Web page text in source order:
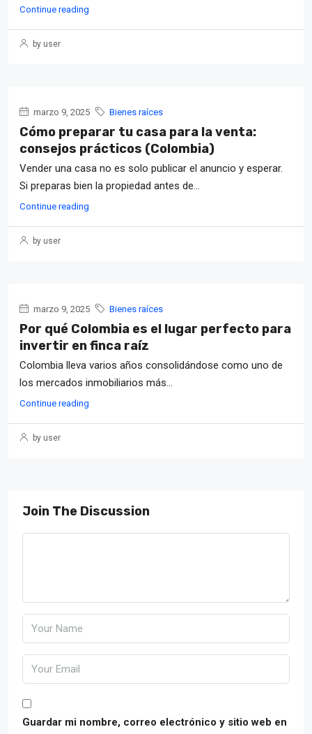
Continue reading
by user
marzo 9, 2025 Bienes raíces
Cómo preparar tu casa para la venta:
consejos prácticos (Colombia)
Vender una casa no es solo publicar el anuncio y esperar.
Si preparas bien la propiedad antes de...
Continue reading
by user
marzo 9, 2025 Bienes raíces
Por qué Colombia es el lugar perfecto para
invertir en finca raíz
Colombia lleva varios años consolidándose como uno de
los mercados inmobiliarios más...
Continue reading
by user
Join The Discussion
Guardar mi nombre, correo electrónico y sitio web en